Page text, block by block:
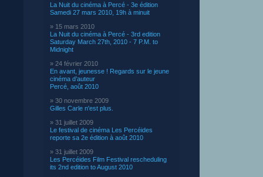
La Nuit du cinéma à Percé - 3e édition
Samedi 27 mars 2010, 19h à minuit
» 15 mars 2010
La Nuit du cinéma à Percé - 3rd edition
Saturday March 27th, 2010 - 7 P.M. to
Midnight
» 24 février 2010
En avant, jeunesse ! Regards sur le jeune
cinéma d’auteur
Percé, août 2010
» 30 novembre 2009
Gilles Carle n'est plus.
» 31 juillet 2009
Le festival de cinéma Les Percéides
reporte sa 2e édition à août 2010
» 31 juillet 2009
Les Percéides Film Festival rescheduling
its 2nd edition to August 2010